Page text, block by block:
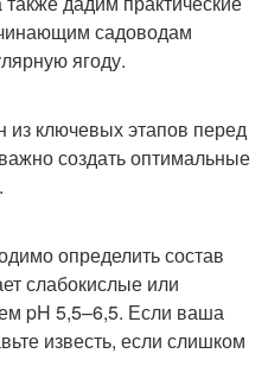
садоводам
ягоду.
из ключевых этапов перед
создать оптимальные
определить состав
слабокислые или
pH 5,5–6,5. Если ваша
известь, если слишком